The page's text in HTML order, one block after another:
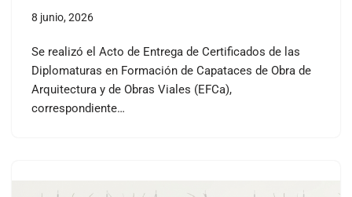
8 junio, 2026
Se realizó el Acto de Entrega de Certificados de las
Diplomaturas en Formación de Capataces de Obra de
Arquitectura y de Obras Viales (EFCa),
correspondiente…